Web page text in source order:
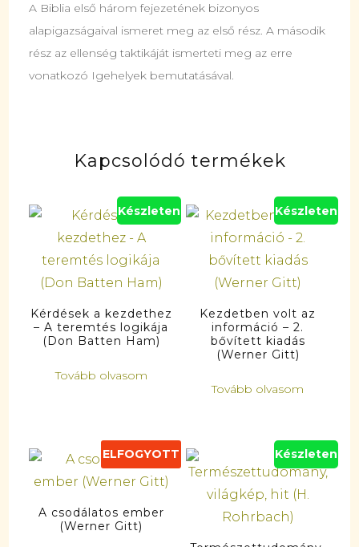
A Biblia első három fejezetének bizonyos
alapigazságaival ismeret meg az első rész. A második
rész az ellenség taktikáját ismerteti meg az erre
vonatkozó Igehelyek bemutatásával.
Kapcsolódó termékek
Készleten
Kérdések a kezdethez
– A teremtés logikája
(Don Batten Ham)
Tovább olvasom
Készleten
Kezdetben volt az
információ – 2.
bővített kiadás
(Werner Gitt)
Tovább olvasom
ELFOGYOTT
A csodálatos ember
(Werner Gitt)
Készleten